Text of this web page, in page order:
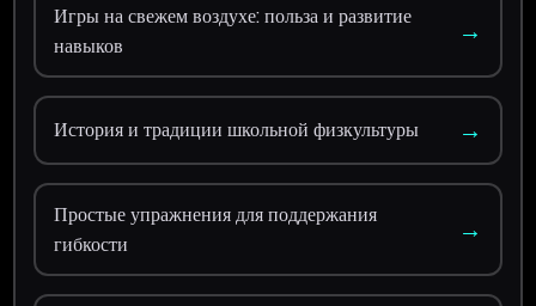
Игры на свежем воздухе: польза и развитие
навыков
→
История и традиции школьной физкультуры →
Простые упражнения для поддержания
гибкости
→